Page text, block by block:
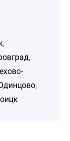
,
,
,